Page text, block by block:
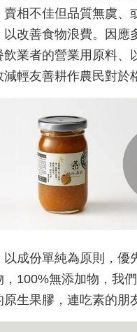
賣相不佳但品質無虞
以改善食物浪費。因應
飲業者的營業用原料、
輕友善耕作農民對於
以成份單純為原則，
，100%無添加物，我
生果膠，連吃素的朋